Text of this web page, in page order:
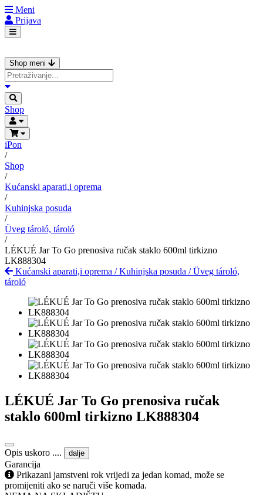
Meni
Prijava
Shop meni
Shop
iPon
/
Shop
/
Kućanski aparati,i oprema
/
Kuhinjska posuda
/
Üveg tároló, tároló
/
LÉKUÉ Jar To Go prenosiva ručak staklo 600ml tirkizno
LK888304
Kućanski aparati,i oprema /Kuhinjska posuda /Üveg tároló,
tároló
LÉKUÉ Jar To Go prenosiva ručak
staklo 600ml tirkizno LK888304
Opis uskoro .... dalje
Garancija
Prikazani jamstveni rok vrijedi za jedan komad, može se
promijeniti ako se naruči više komada.